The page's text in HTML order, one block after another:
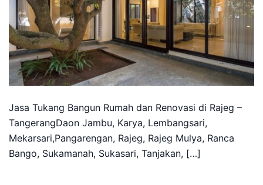
Jasa Tukang Bangun Rumah dan Renovasi di Rajeg –
TangerangDaon Jambu, Karya, Lembangsari,
Mekarsari,Pangarengan, Rajeg, Rajeg Mulya, Ranca
Bango, Sukamanah, Sukasari, Tanjakan, […]